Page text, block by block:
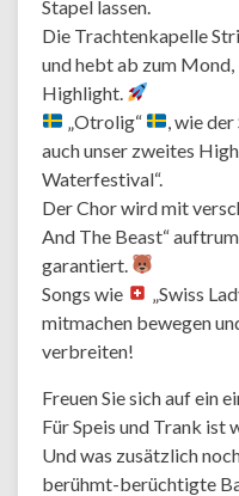
Stapel lassen.
Die Trachtenkapelle
und hebt ab zum
Highlight.
„Otrolig“
, wie
auch unser zweites
Waterfestival“.
Der Chor wird mit
And The Beast“
garantiert.
Songs wie
„Swiss
mitmachen bewegen
verbreiten!
Freuen Sie sich auf ein
Für Speis und Trank ist
Und was zusätzlich
berühmt-berüchtigte